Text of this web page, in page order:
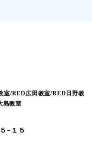
室/RED広田教室/RED日野教
島教室
−１５